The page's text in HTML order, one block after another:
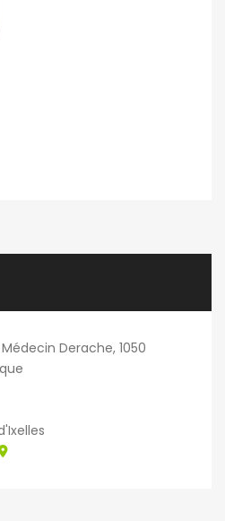
Derache, 1050